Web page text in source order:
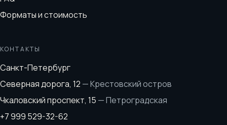
Форматы и стоимость
КОНТАКТЫ
Санкт-Петербург
Северная дорога, 12 —Крестовский остров
Чкаловский проспект, 15 —Петроградская
+7 999 529-32-62